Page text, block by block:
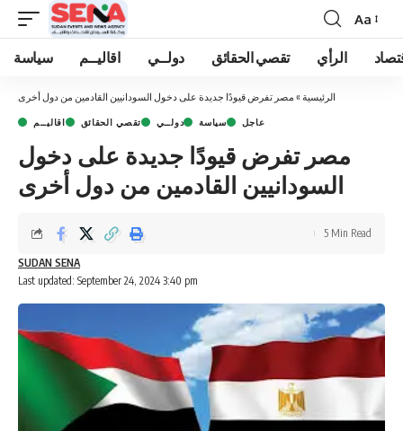
Font
Resizer
Aa
سياسة اقاليــم دولــي تقصي الحقائق الرأي
الرئيسية » مصر تفرض قيودًا جديدة على دخول السودانيين القادمين من دول أخرى
اقاليــم تقصي الحقائق دولــي سياسة عاجل
مصر تفرض قيودًا جديدة على دخول
السودانيين القادمين من دول أخرى
Last updated: September 24, 2024 3:40 pm
SUDAN SENA
5 Min Read